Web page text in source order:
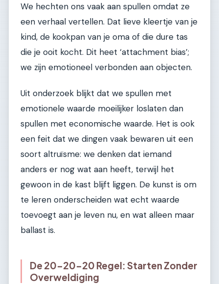
We hechten ons vaak aan spullen omdat ze
een verhaal vertellen. Dat lieve kleertje van je
kind, de kookpan van je oma of die dure tas
die je ooit kocht. Dit heet ‘attachment bias’;
we zijn emotioneel verbonden aan objecten.
Uit onderzoek blijkt dat we spullen met
emotionele waarde moeilijker loslaten dan
spullen met economische waarde. Het is ook
een feit dat we dingen vaak bewaren uit een
soort altruïsme: we denken dat iemand
anders er nog wat aan heeft, terwijl het
gewoon in de kast blijft liggen. De kunst is om
te leren onderscheiden wat echt waarde
toevoegt aan je leven nu, en wat alleen maar
ballast is.
De 20-20-20 Regel: Starten Zonder
Overweldiging